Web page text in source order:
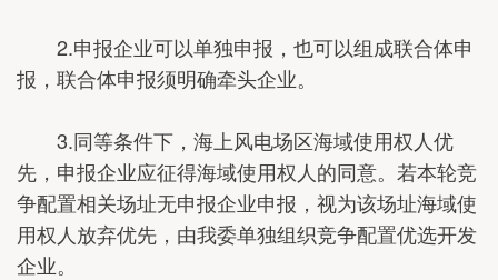
2.申报企业可以单独申报，也可以组成联合体申
报，联合体申报须明确牵头企业。
3.同等条件下，海上风电场区海域使用权人优
先，申报企业应征得海域使用权人的同意。若本轮竞
争配置相关场址无申报企业申报，视为该场址海域使
用权人放弃优先，由我委单独组织竞争配置优选开发
企业。